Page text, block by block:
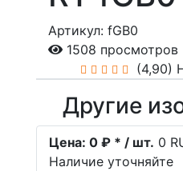
Артикул: fGB0
1508 просмотров
(4,90)
Другие
Цена: 0 ₽ * / шт. 0
Наличие уточняйте